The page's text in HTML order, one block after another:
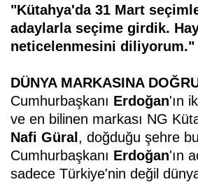
"Kütahya'da 31 Mart
adaylarla seçime girdik.
neticelenmesini diliyorum."
DÜNYA MARKASINA
Cumhurbaşkanı Erdoğan'ın
ve en bilinen markası NG
Nafi Güral, doğduğu şehre
Cumhurbaşkanı Erdoğan'ın
sadece Türkiye'nin değil